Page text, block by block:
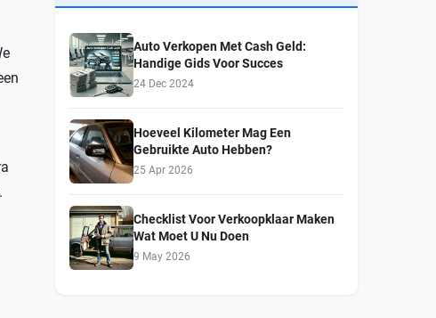
Auto Verkopen Met Cash Geld:
Handige Gids Voor Succes
24 Dec 2024
Hoeveel Kilometer Mag Een
Gebruikte Auto Hebben?
25 Apr 2026
Checklist Voor Verkoopklaar Maken
Wat Moet U Nu Doen
9 May 2026